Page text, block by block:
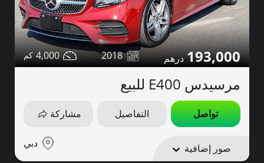
193,000
2018
4,000
مرسيدس E400 للبيع
تواصل التفاصيل مشاركة
صور إضافية دبي